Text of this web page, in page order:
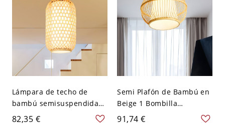
Lámpara de techo de
bambú semisuspendida
simple y alargada de 1 luz
para sala de estar en
82,35 €
Semi Plafón de Bambú en
Beige 1 Bombilla
Iluminación de Techo
Asiáticaen Forma de Jaula
91,74 €